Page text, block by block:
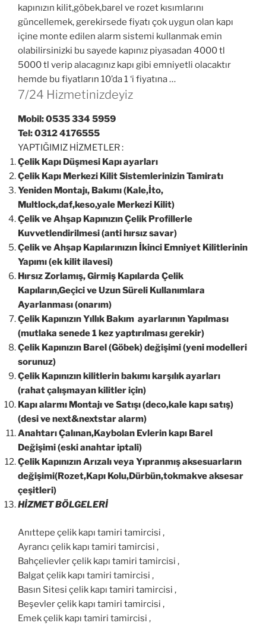
kapınızın kilit,göbek,barel ve rozet kısımlarını
güncellemek, gerekirsede fiyatı çok uygun olan kapı
içine monte edilen alarm sistemi kullanmak emin
olabilirsinizki bu sayede kapınız piyasadan 4000 tl
5000 tl verip alacagınız kapı gibi emniyetli olacaktır
hemde bu fiyatların 10’da 1 ‘i fiyatına …
7/24 Hizmetinizdeyiz
Mobil: 0535 334 5959
Tel: 0312 4176555
YAPTIĞIMIZ HİZMETLER :
Çelik Kapı Düşmesi Kapı ayarları
Çelik Kapı Merkezi Kilit Sistemlerinizin Tamiratı
Yeniden Montajı, Bakımı (Kale,İto,
Multlock,daf,keso,yale Merkezi Kilit)
Çelik ve Ahşap Kapınızın Çelik Profillerle
Kuvvetlendirilmesi (anti hırsız savar)
Çelik ve Ahşap Kapılarınızın İkinci Emniyet Kilitlerinin
Yapımı (ek kilit ilavesi)
Hırsız Zorlamış, Girmiş Kapılarda Çelik
Kapıların,Geçici ve Uzun Süreli Kullanımlara
Ayarlanması (onarım)
Çelik Kapınızın Yıllık Bakım ayarlarının Yapılması
(mutlaka senede 1 kez yaptırılması gerekir)
Çelik Kapınızın Barel (Göbek) değişimi (yeni modelleri
sorunuz)
Çelik Kapınızın kilitlerin bakımı karşılık ayarları
(rahat çalışmayan kilitler için)
Kapı alarmı Montajı ve Satışı (deco,kale kapı satış)
(desi ve next&nextstar alarm)
Anahtarı Çalınan,Kaybolan Evlerin kapı Barel
Değişimi (eski anahtar iptali)
Çelik Kapınızın Arızalı veya Yıpranmış aksesuarların
değişimi(Rozet,Kapı Kolu,Dürbün,tokmakve aksesar
çeşitleri)
HİZMET BÖLGELERİ
Anıttepe çelik kapı tamiri tamircisi ,
Ayrancı çelik kapı tamiri tamircisi ,
Bahçelievler çelik kapı tamiri tamircisi ,
Balgat çelik kapı tamiri tamircisi ,
Basın Sitesi çelik kapı tamiri tamircisi ,
Beşevler çelik kapı tamiri tamircisi ,
Emek çelik kapı tamiri tamircisi ,